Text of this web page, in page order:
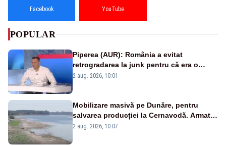
Facebook YouTube
POPULAR
Piperea (AUR): România a evitat
retrogradarea la junk pentru că era o
catastrofă pentru bănci și fondurile de
2 aug. 2026, 10:01
Mobilizare masivă pe Dunăre, pentru
salvarea producției la Cernavodă. Armata
va detona o stâncă și va devia apa
2 aug. 2026, 10:07